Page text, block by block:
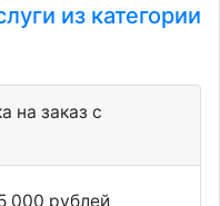
из категории
на заказ c
000 рублей